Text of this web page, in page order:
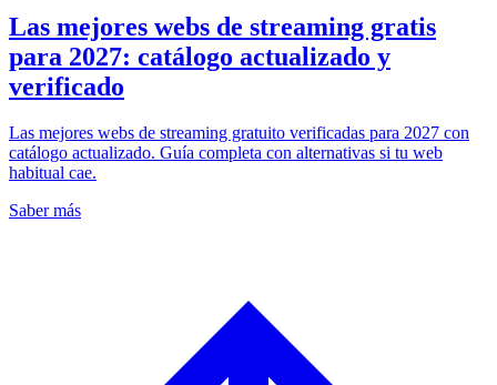
Las mejores webs de streaming gratis
para 2027: catálogo actualizado y
verificado
Las mejores webs de streaming gratuito verificadas para 2027 con
catálogo actualizado. Guía completa con alternativas si tu web
habitual cae.
Saber más